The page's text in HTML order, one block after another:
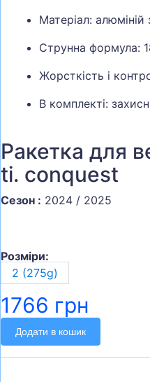
Матеріал:
Струнна формула:
Жорсткість і
В комплекті:
Ракетка для
ti. conquest
Сезон : 2024 / 2025
Розміри:
2 (275g)
1766 грн
Додати в кошик